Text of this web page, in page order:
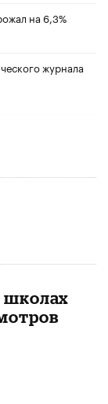
на 6,3%
журнала
школах